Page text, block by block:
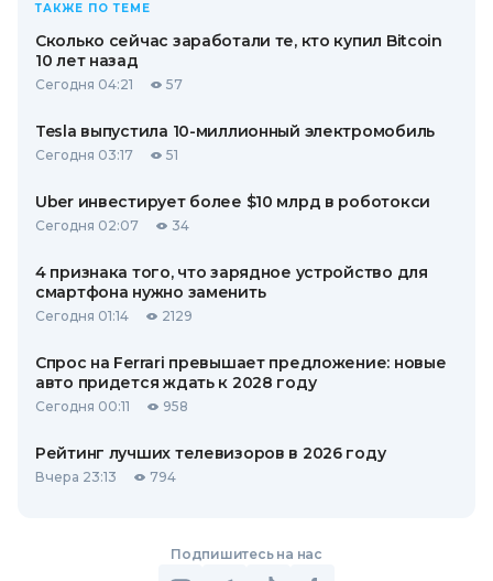
ТАКЖЕ ПО ТЕМЕ
Сколько сейчас заработали те, кто купил Bitcoin
10 лет назад
Сегодня 04:21 57
Tesla выпустила 10-миллионный электромобиль
Сегодня 03:17 51
Uber инвестирует более $10 млрд в роботокси
Сегодня 02:07 34
4 признака того, что зарядное устройство для
смартфона нужно заменить
Сегодня 01:14 2129
Спрос на Ferrari превышает предложение: новые
авто придется ждать к 2028 году
Сегодня 00:11 958
Рейтинг лучших телевизоров в 2026 году
Вчера 23:13 794
Подпишитесь на нас